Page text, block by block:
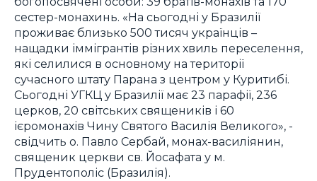
сестер-монахинь. «На сьогодні у Бразилії
проживає близько 500 тисяч українців –
нащадки іммігрантів різних хвиль переселення,
які селилися в основному на території
сучасного штату Парана з центром у Куритибі.
Сьогодні УГКЦ у Бразилії має 23 парафії, 236
церков, 20 світських священиків і 60
ієромонахів Чину Святого Василія Великого», -
свідчить о. Павло Сербай, монах-василіянин,
священик церкви св. Йосафата у м.
Прудентополіс (Бразилія).